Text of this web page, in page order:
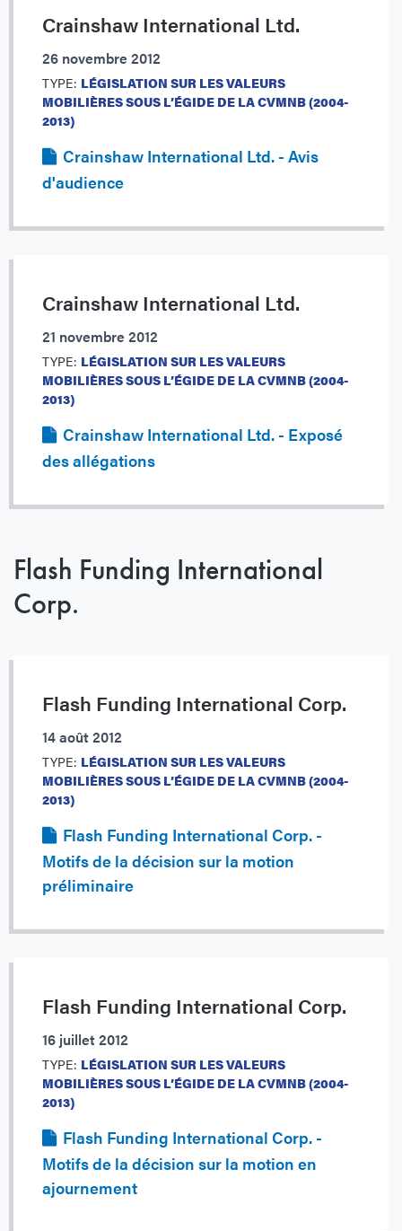
Crainshaw International Ltd.
26 novembre 2012
TYPE: LÉGISLATION SUR LES VALEURS
MOBILIÈRES SOUS L’ÉGIDE DE LA CVMNB (2004-
2013)
Crainshaw International Ltd. - Avis
d'audience
Crainshaw International Ltd.
21 novembre 2012
TYPE: LÉGISLATION SUR LES VALEURS
MOBILIÈRES SOUS L’ÉGIDE DE LA CVMNB (2004-
2013)
Crainshaw International Ltd. - Exposé
des allégations
Flash Funding International
Corp.
Flash Funding International Corp.
14 août 2012
TYPE: LÉGISLATION SUR LES VALEURS
MOBILIÈRES SOUS L’ÉGIDE DE LA CVMNB (2004-
2013)
Flash Funding International Corp. -
Motifs de la décision sur la motion
préliminaire
Flash Funding International Corp.
16 juillet 2012
TYPE: LÉGISLATION SUR LES VALEURS
MOBILIÈRES SOUS L’ÉGIDE DE LA CVMNB (2004-
2013)
Flash Funding International Corp. -
Motifs de la décision sur la motion en
ajournement